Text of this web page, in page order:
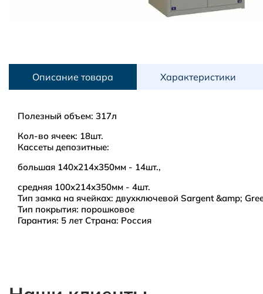
Описание товара Характеристики
Полезный объем: 317л
Кол-во ячеек: 18шт.
Кассеты депозитные:
большая 140х214х350мм - 14шт.,
средняя 100х214х350мм - 4шт.
Тип замка на ячейках: двухключевой Sargent &amp;
Тип покрытия: порошковое
Гарантия: 5 лет Страна: Россия